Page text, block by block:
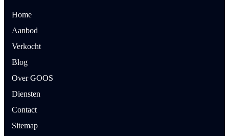
Home
Aanbod
Verkocht
Blog
Over GOOS
Diensten
Contact
Sitemap